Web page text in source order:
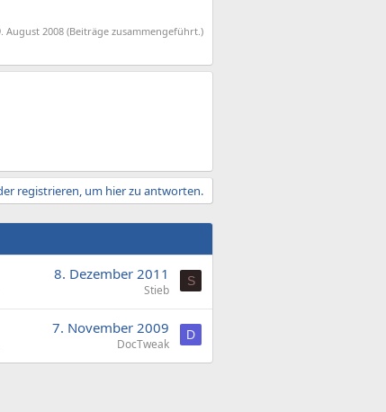
August 2008 (Beiträge zusammengeführt.)
registrieren, um hier zu antworten.
8. Dezember 2011
Stieb
S
7. November 2009
DocTweak
D